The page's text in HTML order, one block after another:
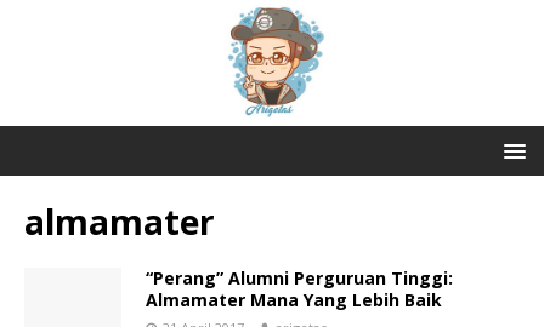
almamater
“Perang” Alumni Perguruan Tinggi:
Almamater Mana Yang Lebih Baik